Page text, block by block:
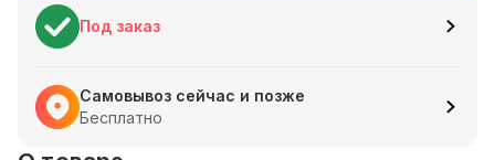
Под заказ
Самовывоз сейчас и позже
Бесплатно